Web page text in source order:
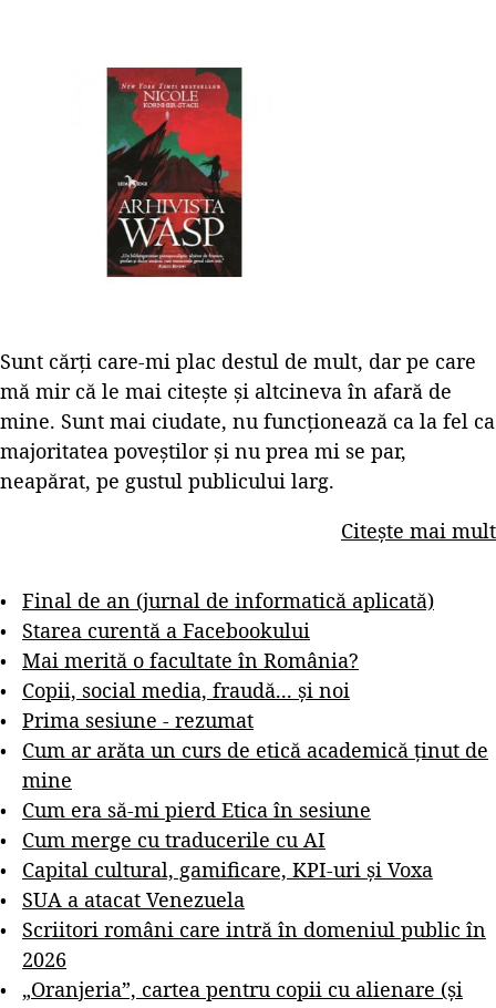
Sunt cărți care-mi plac destul de mult, dar pe care
mă mir că le mai citește și altcineva în afară de
mine. Sunt mai ciudate, nu funcționează ca la fel ca
majoritatea poveștilor și nu prea mi se par,
neapărat, pe gustul publicului larg.
Citește mai mult
Final de an (jurnal de informatică aplicată)
Starea curentă a Facebookului
Mai merită o facultate în România?
Copii, social media, fraudă... și noi
Prima sesiune - rezumat
Cum ar arăta un curs de etică academică ținut de
mine
Cum era să-mi pierd Etica în sesiune
Cum merge cu traducerile cu AI
Capital cultural, gamificare, KPI-uri și Voxa
SUA a atacat Venezuela
Scriitori români care intră în domeniul public în
2026
„Oranjeria”, cartea pentru copii cu alienare (și